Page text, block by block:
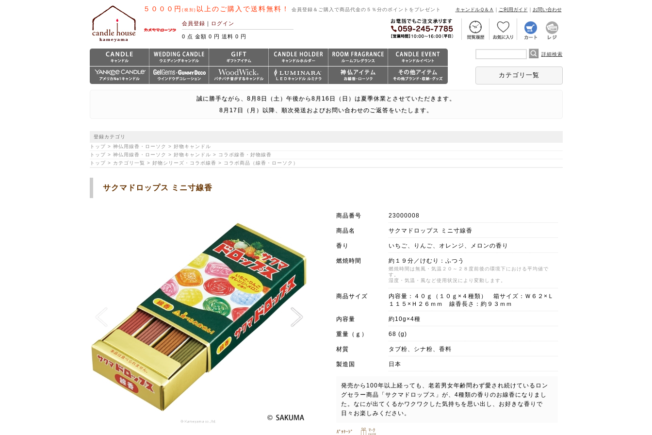
５０００円 (税別) 以上のご購入で送料無料！ 会員登録＆ご購入で商品代金の５％分のポイントをプレゼント キャンドルＱ＆Ａ ｜ ご利用ガイド ｜ お問い合わせ
会員登録 ｜ ログイン
0 点 金額 0 円 送料 0 円
詳細検索
カテゴリ一覧
誠に勝手ながら、8月8日（土）午後から8月16日（日）は夏季休業とさせていただきます。
8月17日（月）以降、順次発送およびお問い合わせのご返答をいたします。
登録カテゴリ
トップ > 神仏用線香・ローソク > 好物キャンドル
トップ > 神仏用線香・ローソク > 好物キャンドル > コラボ線香・好物線香
トップ > カテゴリ一覧 > 好物シリーズ・コラボ線香 > コラボ商品（線香・ローソク）
サクマドロップス ミニ寸線香
商品番号 23000008
商品名 サクマドロップス ミニ寸線香
香り いちご、りんご、オレンジ、メロンの香り
燃焼時間 約１９分／けむり：ふつう
燃焼時間は無風・気温２０～２８度前後の環境下における平均値で
す。
湿度・気温・風など使用状況により変動します。
商品サイズ
内容量：４０ｇ（１０ｇ×４種類） 箱サイズ：Ｗ６２×Ｌ
１１５×Ｈ２６ｍｍ 線香長さ：約９３ｍｍ
内容量 約10g×4種
重量（ｇ） 68 (g)
材質 タブ粉、シナ粉、香料
製造国 日本
発売から100年以上経っても、老若男女年齢問わず愛され続けているロン
グセラー商品「サクマドロップス」が、4種類の香りのお線香になりまし
た。なにが出てくるかワクワクした気持ちを思い出し、お好きな香りで
日々お楽しみください。